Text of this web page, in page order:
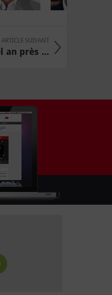
ARTICLE SUIVANT
an près ...